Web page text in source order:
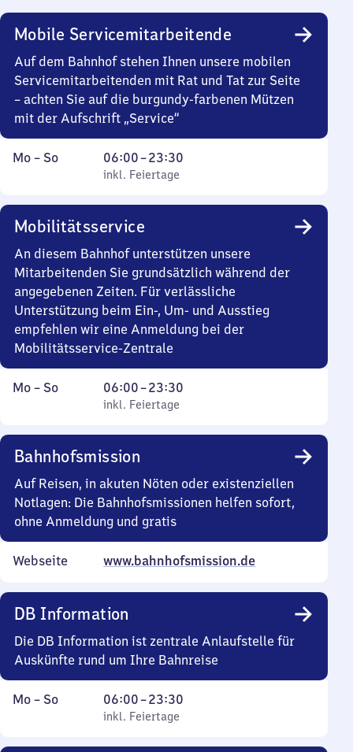
Mobile Servicemitarbeitende
Auf dem Bahnhof stehen Ihnen unsere mobilen
Servicemitarbeitenden mit Rat und Tat zur Seite
– achten Sie auf die burgundy-farbenen Mützen
mit der Aufschrift „Service“
Montag
Mo – So,
inkl. Feiertage
06:00–23:30
Von
6
23
Uhr
30
inkl. Feiertage
Mobilitätsservice
An diesem Bahnhof unterstützen unsere
Mitarbeitenden Sie grundsätzlich während der
angegebenen Zeiten. Für verlässliche
Unterstützung beim Ein-, Um- und Ausstieg
empfehlen wir eine Anmeldung bei der
Mobilitätsservice-Zentrale
Montag
Mo – So,
inkl. Feiertage
06:00–23:30
Von
6
23
Uhr
30
inkl. Feiertage
Bahnhofsmission
Auf Reisen, in akuten Nöten oder existenziellen
Notlagen: Die Bahnhofsmissionen helfen sofort,
ohne Anmeldung und gratis
Webseite www.bahnhofsmission.de
DB Information
Die DB Information ist zentrale Anlaufstelle für
Auskünfte rund um Ihre Bahnreise
Montag
Mo – So,
inkl. Feiertage
06:00–23:30
Von
6
inkl. Feiertage